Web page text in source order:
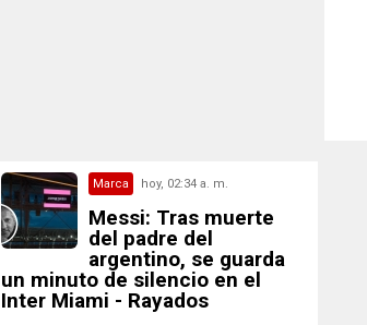
Marca hoy, 02:34 a. m.
Messi: Tras muerte
del padre del
argentino, se guarda
un minuto de silencio en el
Inter Miami - Rayados